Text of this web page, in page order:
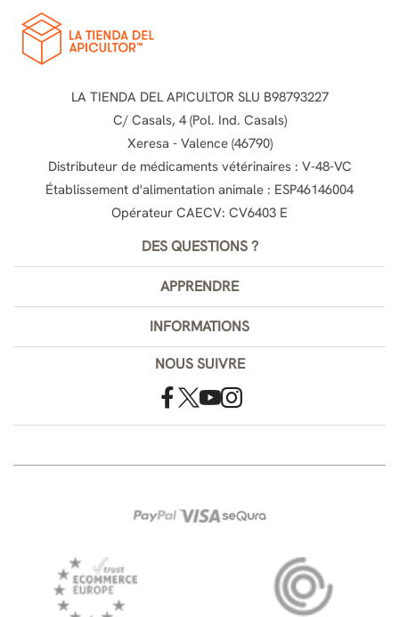
LA TIENDA DEL APICULTOR SLU B98793227
C/ Casals, 4 (Pol. Ind. Casals)
Xeresa - Valence (46790)
Distributeur de médicaments vétérinaires : V-48-VC
Établissement d'alimentation animale : ESP46146004
Opérateur CAECV: CV6403 E
DES QUESTIONS ?
APPRENDRE
INFORMATIONS
NOUS SUIVRE